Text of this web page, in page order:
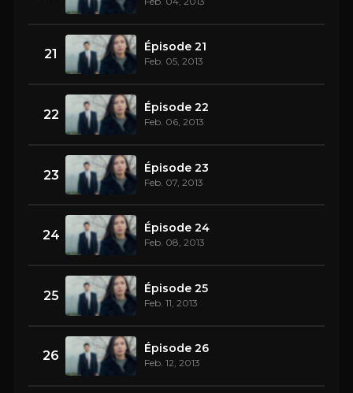
21 Épisode 21
Feb. 05, 2013
22 Épisode 22
Feb. 06, 2013
23 Épisode 23
Feb. 07, 2013
24 Épisode 24
Feb. 08, 2013
25 Épisode 25
Feb. 11, 2013
26 Épisode 26
Feb. 12, 2013